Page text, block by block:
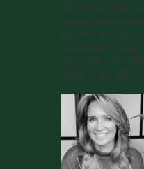
Wat heerlijk
leven een
op verlies van
vergeten
van nieuwe
weer het